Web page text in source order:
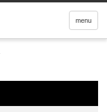
menu